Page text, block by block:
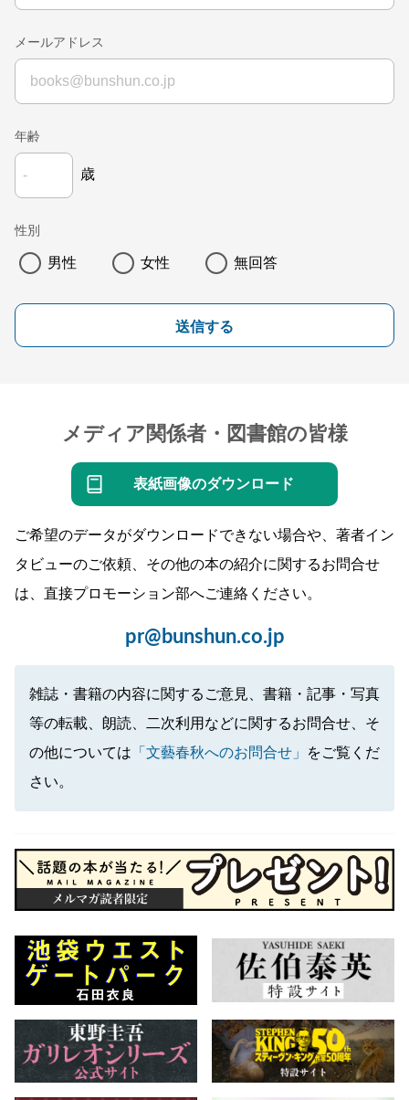
メールアドレス
年齢
歳
性別
男性 女性 無回答
送信する
メディア関係者・図書館の皆様
表紙画像のダウンロード
ご希望のデータがダウンロードできない場合や、著者イン
タビューのご依頼、その他の本の紹介に関するお問合せ
は、直接プロモーション部へご連絡ください。
pr@bunshun.co.jp
雑誌・書籍の内容に関するご意見、書籍・記事・写真
等の転載、朗読、二次利用などに関するお問合せ、そ
の他については 「文藝春秋へのお問合せ」
をご覧くだ
さい。